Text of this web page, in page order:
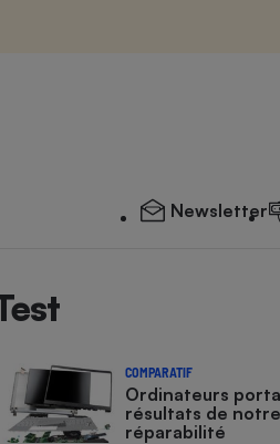
Newsletter
COMPARATIF
Ordinateurs
résultats de
réparabilité